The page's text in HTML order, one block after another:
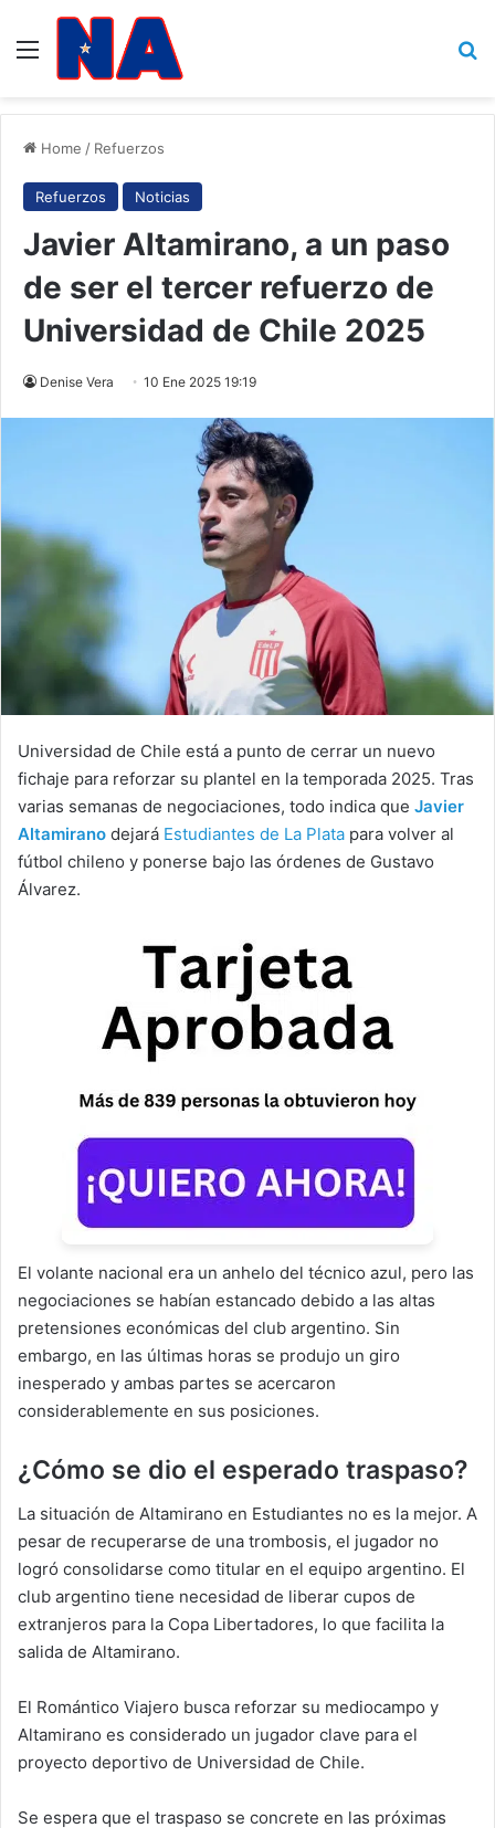
Menu
Home / Refuerzos
Refuerzos Noticias
Javier Altamirano, a un paso
de ser el tercer refuerzo de
Universidad de Chile 2025
Denise Vera 10 Ene 2025 19:19
Universidad de Chile está a punto de cerrar un nuevo
fichaje para reforzar su plantel en la temporada 2025. Tras
varias semanas de negociaciones, todo indica que Javier
Altamirano dejará Estudiantes de La Plata para volver al
fútbol chileno y ponerse bajo las órdenes de Gustavo
Álvarez.
El volante nacional era un anhelo del técnico azul, pero las
negociaciones se habían estancado debido a las altas
pretensiones económicas del club argentino. Sin
embargo, en las últimas horas se produjo un giro
inesperado y ambas partes se acercaron
considerablemente en sus posiciones.
¿Cómo se dio el esperado traspaso?
La situación de Altamirano en Estudiantes no es la mejor. A
pesar de recuperarse de una trombosis, el jugador no
logró consolidarse como titular en el equipo argentino. El
club argentino tiene necesidad de liberar cupos de
extranjeros para la Copa Libertadores, lo que facilita la
salida de Altamirano.
El Romántico Viajero busca reforzar su mediocampo y
Altamirano es considerado un jugador clave para el
proyecto deportivo de Universidad de Chile.
Se espera que el traspaso se concrete en las próximas